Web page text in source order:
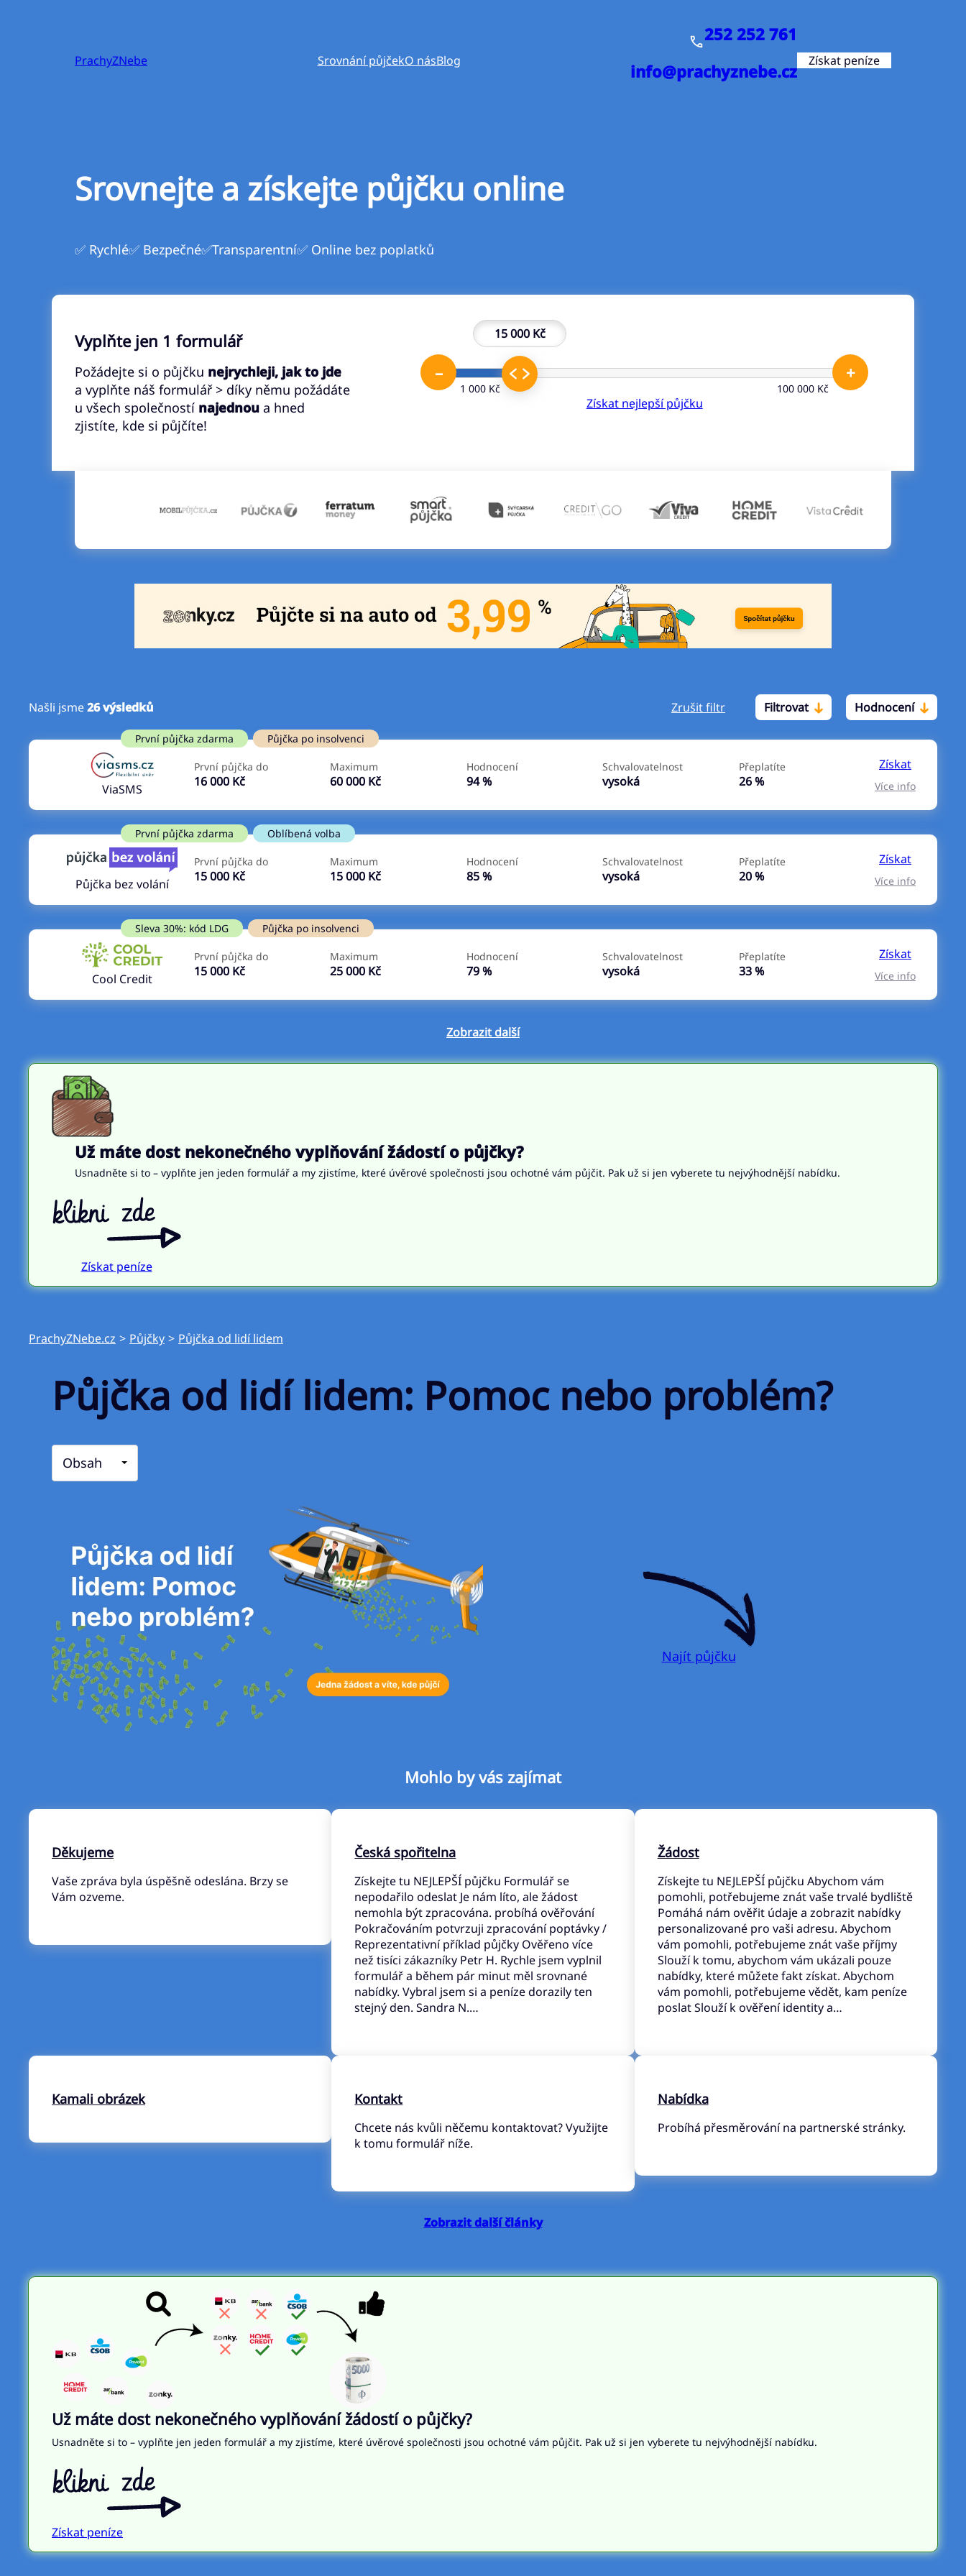
PrachyZNebe
Srovnání půjčekO násBlog
252 252 761
info@prachyznebe.cz
Získat peníze
Srovnejte a získejte půjčku online
✅ Rychlé✅ Bezpečné✅Transparentní✅ Online bez poplatků
Vyplňte jen 1 formulář
Požádejte si o půjčku nejrychleji, jak to jde
a vyplňte náš formulář > díky němu požádáte
u všech společností najednou a hned
zjistíte, kde si půjčíte!
15 000 Kč
– +
1 000 Kč 100 000 Kč
Získat nejlepší půjčku
Zrušit filtr Filtrovat
Hodnocení
Od
Do
První půjčka zdarma
ano
Našli jsme26výsledků
První půjčka zdarma Půjčka po insolvenci
ViaSMS
První půjčka do
16 000 Kč
Maximum
60 000 Kč
Hodnocení
94 %
Schvalovatelnost
vysoká
Přeplatíte
26 %
Získat
Více info
První půjčka zdarma Oblíbená volba
Půjčka bez volání
První půjčka do
15 000 Kč
Maximum
15 000 Kč
Hodnocení
85 %
Schvalovatelnost
vysoká
Přeplatíte
20 %
Získat
Více info
Sleva 30%: kód LDG Půjčka po insolvenci
Cool Credit
První půjčka do
15 000 Kč
Maximum
25 000 Kč
Hodnocení
79 %
Schvalovatelnost
vysoká
Přeplatíte
33 %
Získat
Více info
Zobrazit další
Už máte dost nekonečného vyplňování žádostí o půjčky?
Usnadněte si to – vyplňte jen jeden formulář a my zjistíme, které úvěrové společnosti jsou ochotné vám půjčit. Pak už si jen vyberete tu nejvýhodnější nabídku.
Získat peníze
PrachyZNebe.cz > Půjčky > Půjčka od lidí lidem
Půjčka od lidí lidem: Pomoc nebo problém?
Obsah
Najít půjčku
Mohlo by vás zajímat
Děkujeme
Vaše zpráva byla úspěšně odeslána. Brzy se
Vám ozveme.
Česká spořitelna
Získejte tu NEJLEPŠÍ půjčku Formulář se
nepodařilo odeslat Je nám líto, ale žádost
nemohla být zpracována. probíhá ověřování
Pokračováním potvrzuji zpracování poptávky /
Reprezentativní příklad půjčky Ověřeno více
než tisíci zákazníky Petr H. Rychle jsem vyplnil
formulář a během pár minut měl srovnané
nabídky. Vybral jsem si a peníze dorazily ten
stejný den. Sandra N.…
Žádost
Získejte tu NEJLEPŠÍ půjčku Abychom vám
pomohli, potřebujeme znát vaše trvalé bydliště
Pomáhá nám ověřit údaje a zobrazit nabídky
personalizované pro vaši adresu. Abychom
vám pomohli, potřebujeme znát vaše příjmy
Slouží k tomu, abychom vám ukázali pouze
nabídky, které můžete fakt získat. Abychom
vám pomohli, potřebujeme vědět, kam peníze
poslat Slouží k ověření identity a…
Kamali obrázek Kontakt
Chcete nás kvůli něčemu kontaktovat? Využijte
k tomu formulář níže.
Nabídka
Probíhá přesměrování na partnerské stránky.
Zobrazit další články
Už máte dost nekonečného vyplňování žádostí o půjčky?
Usnadněte si to – vyplňte jen jeden formulář a my zjistíme, které úvěrové společnosti jsou ochotné vám půjčit. Pak už si jen vyberete tu nejvýhodnější nabídku.
Získat peníze